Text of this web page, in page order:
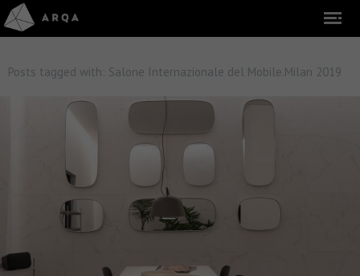
Posts tagged with: Salone Internazionale del Mobile.Milan 2019